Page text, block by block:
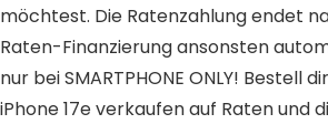
möchtest. Die Ratenzahlung endet
Raten-Finanzierung ansonsten
nur bei SMARTPHONE ONLY! Bestell
iPhone 17e verkaufen auf Raten und